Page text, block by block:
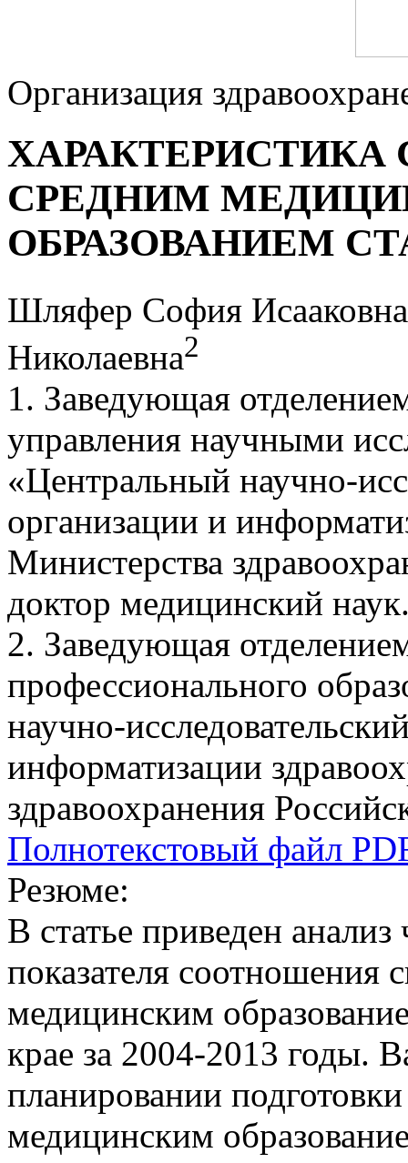
Организация
СРЕДНИМ
ОБРАЗОВАНИЕМ
Шляфер София Исааковна
Николаевна2
1. Заведующая
управления научными
«Центральный научно-
организации и
Министерства
доктор медицинский
2. Заведующая
профессионального
научно-
информатизации
здравоохранения
Полнотекстовый файл
Резюме:
В статье приведен
показателя соотношения
медицинским
крае за 2004-2013 годы.
планировании
медицинским